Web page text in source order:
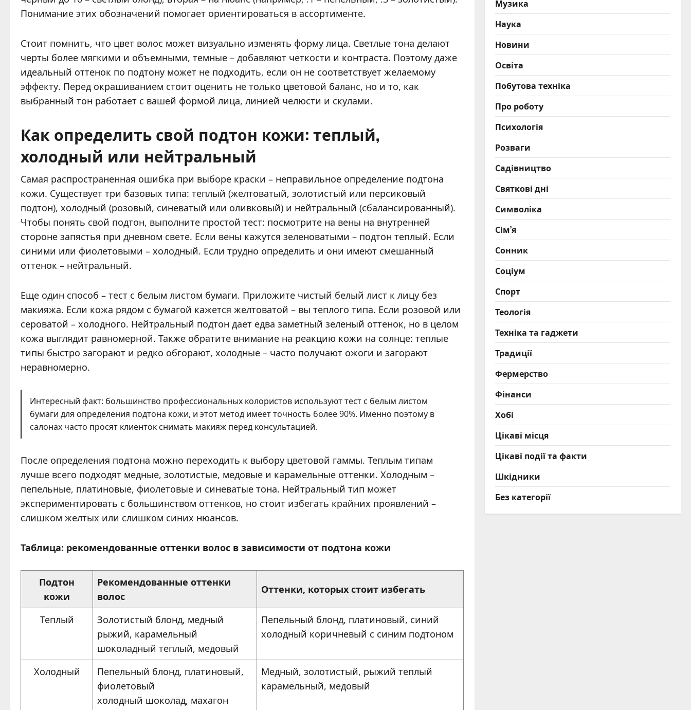
Понимание этих обозначений помогает ориентироваться в ассортименте.
Стоит помнить, что цвет волос может визуально изменять форму лица. Светлые тона делают
черты более мягкими и объемными, темные – добавляют четкости и контраста. Поэтому даже
идеальный оттенок по подтону может не подходить, если он не соответствует желаемому
эффекту. Перед окрашиванием стоит оценить не только цветовой баланс, но и то, как
выбранный тон работает с вашей формой лица, линией челюсти и скулами.
Как определить свой подтон кожи: теплый,
холодный или нейтральный
Самая распространенная ошибка при выборе краски – неправильное определение подтона
кожи. Существует три базовых типа: теплый (желтоватый, золотистый или персиковый
подтон), холодный (розовый, синеватый или оливковый) и нейтральный (сбалансированный).
Чтобы понять свой подтон, выполните простой тест: посмотрите на вены на внутренней
стороне запястья при дневном свете. Если вены кажутся зеленоватыми – подтон теплый. Если
синими или фиолетовыми – холодный. Если трудно определить и они имеют смешанный
оттенок – нейтральный.
Еще один способ – тест с белым листом бумаги. Приложите чистый белый лист к лицу без
макияжа. Если кожа рядом с бумагой кажется желтоватой – вы теплого типа. Если розовой или
сероватой – холодного. Нейтральный подтон дает едва заметный зеленый оттенок, но в целом
кожа выглядит равномерной. Также обратите внимание на реакцию кожи на солнце: теплые
типы быстро загорают и редко обгорают, холодные – часто получают ожоги и загорают
неравномерно.
Интересный факт: большинство профессиональных колористов используют тест с белым листом
бумаги для определения подтона кожи, и этот метод имеет точность более 90%. Именно поэтому в
салонах часто просят клиенток снимать макияж перед консультацией.
После определения подтона можно переходить к выбору цветовой гаммы. Теплым типам
лучше всего подходят медные, золотистые, медовые и карамельные оттенки. Холодным –
пепельные, платиновые, фиолетовые и синеватые тона. Нейтральный тип может
экспериментировать с большинством оттенков, но стоит избегать крайних проявлений –
слишком желтых или слишком синих нюансов.
Таблица: рекомендованные оттенки волос в зависимости от подтона кожи
Подтон
кожи
Рекомендованные оттенки
волос
Оттенки, которых стоит избегать
Теплый
Золотистый блонд, медный
рыжий, карамельный
шоколадный теплый, медовый
Пепельный блонд, платиновый, синий
холодный коричневый с синим подтоном
Холодный
Пепельный блонд, платиновый,
фиолетовый
холодный шоколад, махагон
Медный, золотистый, рыжий теплый
карамельный, медовый
Музика
Наука
Новини
Освіта
Побутова техніка
Про роботу
Психологія
Розваги
Садівництво
Святкові дні
Символіка
Сім’я
Сонник
Соціум
Спорт
Теологія
Техніка та гаджети
Традиції
Фермерство
Фінанси
Хобі
Цікаві місця
Цікаві події та факти
Шкідники
Без категорії